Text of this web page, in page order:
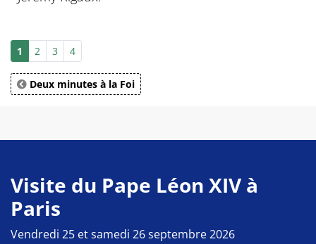
1 2 3 4
Deux minutes à la Foi
Visite du Pape Léon XIV à
Paris
Vendredi 25 et samedi 26 septembre 2026